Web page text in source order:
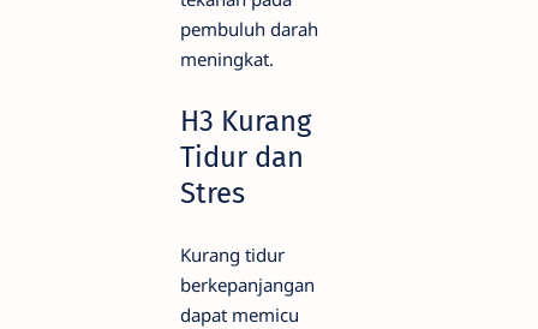
pembuluh darah
meningkat.
H3 Kurang
Tidur dan
Stres
Kurang tidur
berkepanjangan
dapat memicu